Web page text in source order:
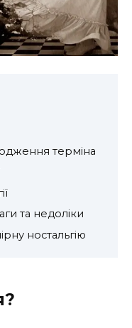
терміна
та недоліки
ностальгію